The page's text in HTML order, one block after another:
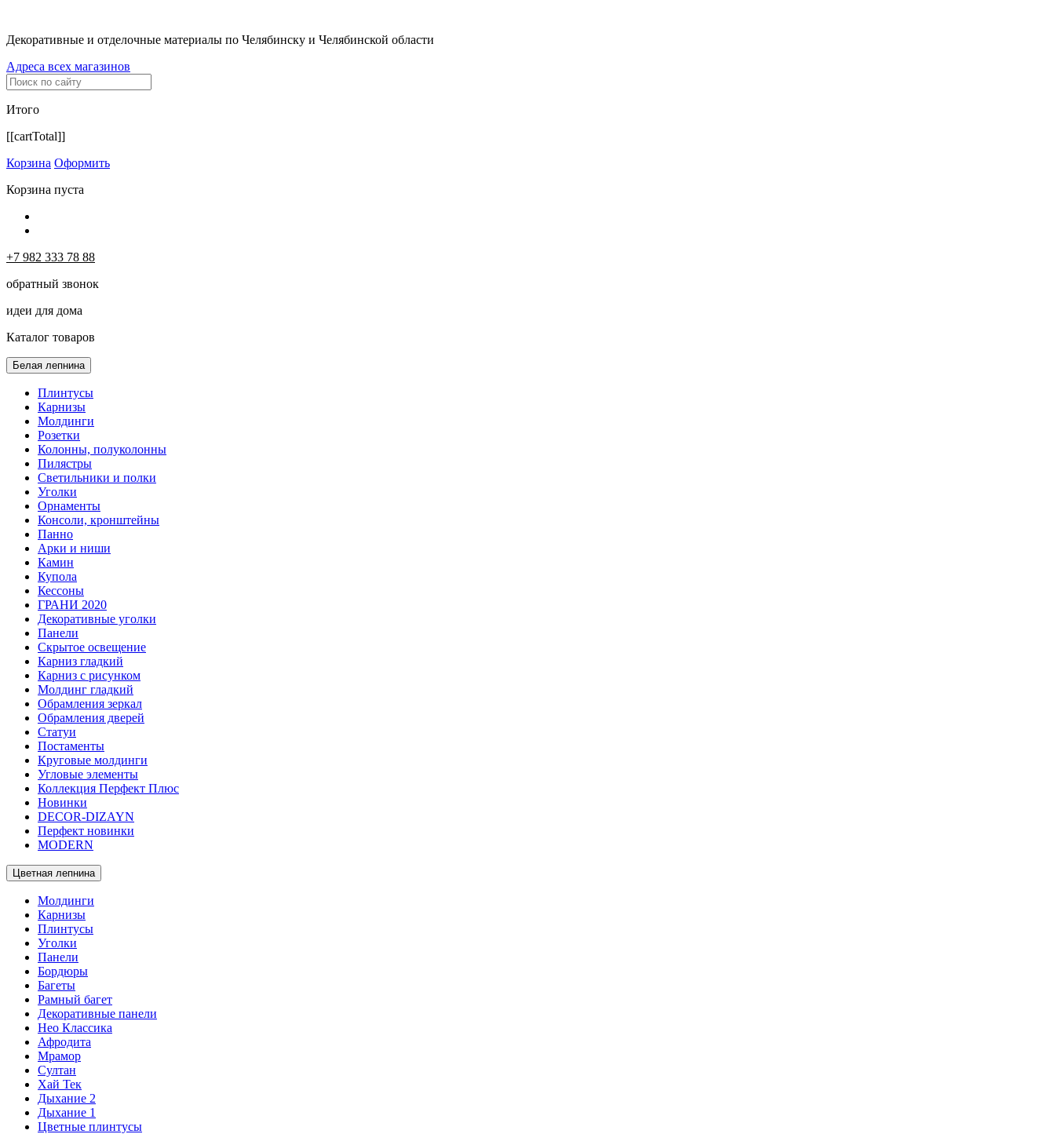
Декоративные и отделочные материалы по Челябинску и Челябинской области
Адреса всех магазинов
Итого
[[cartTotal]]
Корзина Оформить
Корзина пуста
+7 982 333 78 88
обратный звонок
идеи для дома
Каталог товаров
Белая лепнина
Плинтусы
Карнизы
Молдинги
Розетки
Колонны, полуколонны
Пилястры
Светильники и полки
Уголки
Орнаменты
Консоли, кронштейны
Панно
Арки и ниши
Камин
Купола
Кессоны
ГРАНИ 2020
Декоративные уголки
Панели
Скрытое освещение
Карниз гладкий
Карниз с рисунком
Молдинг гладкий
Обрамления зеркал
Обрамления дверей
Статуи
Постаменты
Круговые молдинги
Угловые элементы
Коллекция Перфект Плюс
Новинки
DECOR-DIZAYN
Перфект новинки
MODERN
Цветная лепнина
Молдинги
Карнизы
Плинтусы
Уголки
Панели
Бордюры
Багеты
Рамный багет
Декоративные панели
Нео Классика
Афродита
Мрамор
Султан
Хай Тек
Дыхание 2
Дыхание 1
Цветные плинтусы